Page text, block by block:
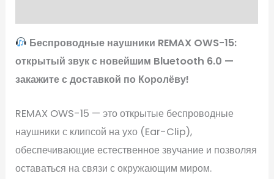
Беспроводные наушники REMAX OWS-15:
открытый звук с новейшим Bluetooth 6.0 —
закажите с доставкой по Королёву!
REMAX OWS-15 — это открытые беспроводные
наушники с клипсой на ухо (Ear-Clip),
обеспечивающие естественное звучание и позволяя
оставаться на связи с окружающим миром.